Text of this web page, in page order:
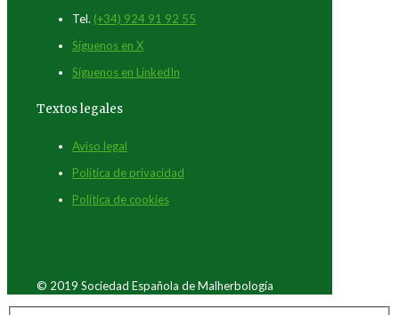
Tel. (+34) 924 91 92 55
Síguenos en X
Síguenos en LinkedIn
Textos legales
Aviso legal
Política de privacidad
Política de cookies
© 2019 Sociedad Española de Malherbología